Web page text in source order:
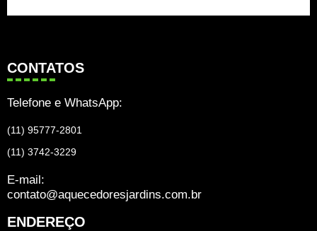
CONTATOS
Telefone e WhatsApp:
(11) 95777-2801
(11) 3742-3229
E-mail:
contato@aquecedoresjardins.com.br
ENDEREÇO